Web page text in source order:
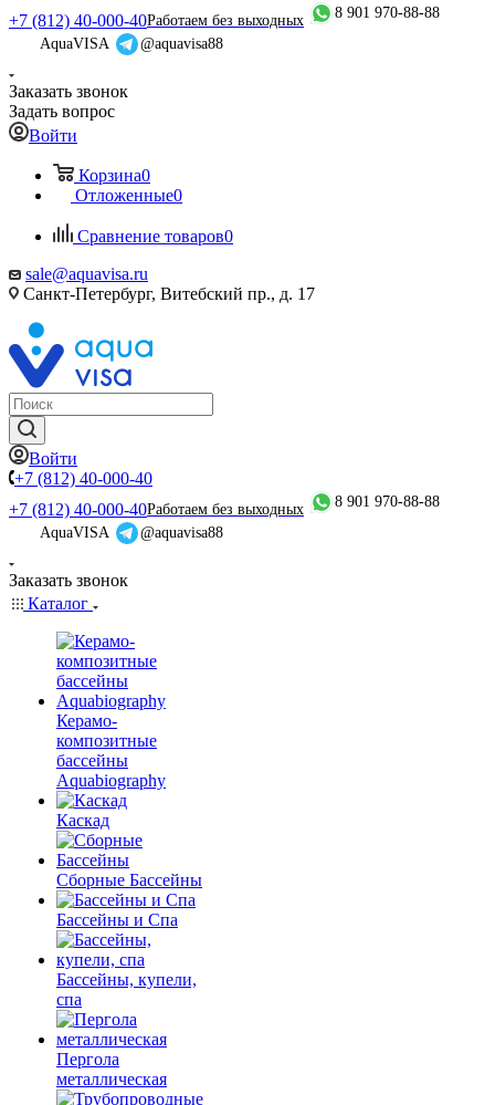
+7 (812) 40-000-40Работаем без выходных
8 901 970-88-88
AquaVISA
@aquavisa88
Заказать звонок
Задать вопрос
Войти
Корзина0
Отложенные0
Сравнение товаров0
sale@aquavisa.ru
Санкт-Петербург, Витебский пр., д. 17
Войти
+7 (812) 40-000-40
+7 (812) 40-000-40Работаем без выходных
8 901 970-88-88
AquaVISA
@aquavisa88
Заказать звонок
Каталог
Керамо-
композитные
бассейны
Aquabiography
Каскад
Сборные Бассейны
Бассейны и Спа
Бассейны, купели,
спа
Пергола
металлическая